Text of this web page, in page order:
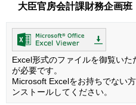
大臣官房会計課財務企画班
Excel形式のファイルを御覧い
が必要です。
Microsoft Excelをお持ちでない
ンストールしてください。